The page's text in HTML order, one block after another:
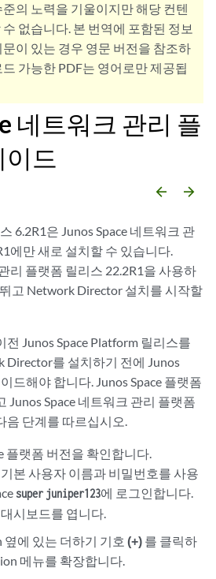
의 노력을 기울이지만 해당 컨텐
없습니다. 본 번역에 포함된 정보
이 있는 경우 영문 버전을 참조하
가능한 PDF는 영어로만 제공됩
네트워크 관리 플
이드
arrow_backward arrow_forward
6.2R1은 Junos Space 네트워크 관
에만 새로 설치할 수 있습니다.
리 플랫폼 릴리스 22.2R1을 사용하
고 Network Director 설치를 시작할
Junos Space Platform 릴리스를
Director를 설치하기 전에 Junos
드해야 합니다. Junos Space 플랫폼
Junos Space 네트워크 관리 플랫폼
음 단계를 따르십시오.
플랫폼 버전을 확인합니다.
기본 사용자 이름과 비밀번호를 사용
super juniper123에 로그인합니다.
대시보드를 엽니다.
에 있는 더하기 기호 (+)를 클릭하
메뉴를 확장합니다.